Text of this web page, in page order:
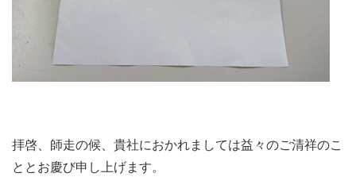
拝啓、師走の候、貴社におかれましては益々のご清祥のこ
ととお慶び申し上げます。